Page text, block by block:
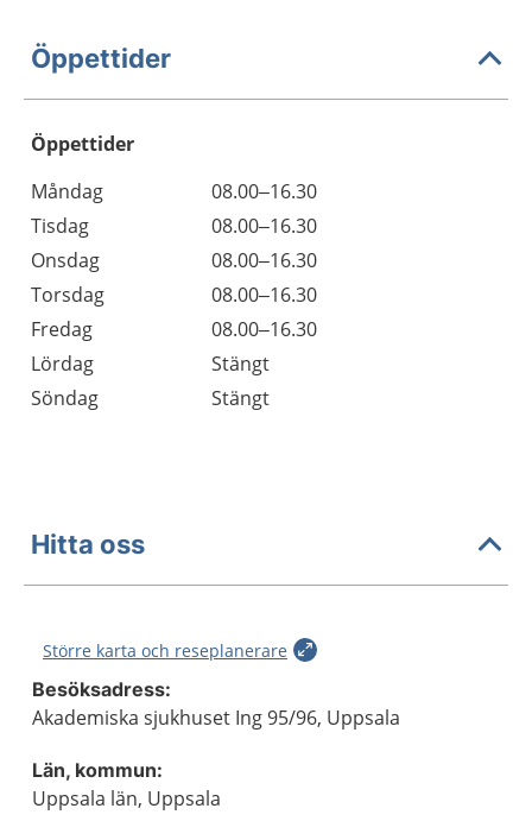
Öppettider
Öppettider
Dag
Öppettider
Kommentarer
Måndag
08.00–16.30
Tisdag
08.00–16.30
Onsdag
08.00–16.30
Torsdag
08.00–16.30
Fredag
08.00–16.30
Lördag
Stängt
Söndag
Stängt
Hitta oss
Större karta och reseplanerare
Besöksadress:
Akademiska sjukhuset Ing 95/96, Uppsala
Län, kommun:
Uppsala län, Uppsala